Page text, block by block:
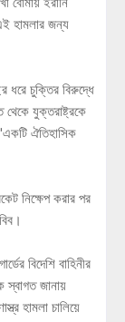
হামলার জন্য
ধরে চুক্তির বিরুদ্ধে
থেকে যুক্তরাষ্ট্রকে
ঐতিহাসিক
নিক্ষেপ করার পর
বিদেশি বাহিনীর
স্বাগত জানায়
হামলা চালিয়ে